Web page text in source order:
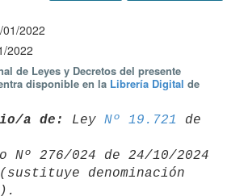
2022
2022
de Leyes y Decretos del presente
disponible en la Librería Digital de
a de: Ley Nº 19.721
de
Nº 276/024 de 24/10/2024
denominación